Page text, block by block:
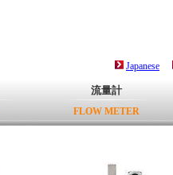
Japanese
流量計
FLOW METER